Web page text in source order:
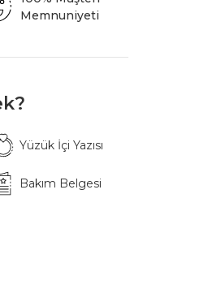
Memnuniyeti
Yüzük İçi Yazısı
Bakım Belgesi